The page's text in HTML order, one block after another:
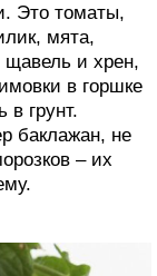
Это томаты,
мята,
щавель и хрен,
в горшке
в грунт.
баклажан, не
– их